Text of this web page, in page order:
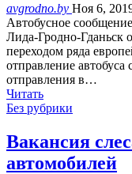
avgrodno.by Ноя 6,
Автобусное
Лида-Гродно-Гданьск
переходом ряда
отправление автобуса
отправления в…
Читать
Без рубрики
Вакансия
автомобилей